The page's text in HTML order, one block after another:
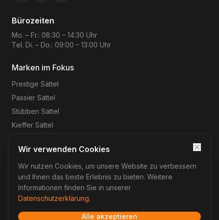
Bürozeiten
Mo. – Fr.: 08:30 – 14:30 Uhr
Tel. Di. – Do.: 09:00 – 13:00 Uhr
Marken im Fokus
Prestige Sättel
Passier Sättel
Stübben Sättel
Kieffer Sättel
©2026 Reitsport-Rheinmain – Magnus Wehrheim. Alle
Rechte vorbehalten.
Impressum DatenschutzAGB
Wir verwenden Cookies
Wir nutzen Cookies, um unsere Website zu verbessern
und Ihnen das beste Erlebnis zu bieten. Weitere
Informationen finden Sie in unserer
Datenschutzerklärung.
Alle akzeptieren